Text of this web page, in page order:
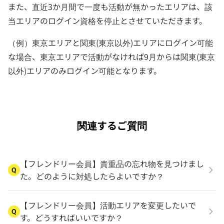
また、直近3か月間で一度も活動が無かったエリアは、該
当エリアのログイン資格を停止とさせていただきます。
（例）東京エリアと関東(東京以外)エリアにログイン可能
な場合、東京エリアで活動がなければ9月からは関東(東京
以外)エリアのみログイン可能となります。
関連するご質問
Q
【フレンドリー会員】貴重品の忘れ物を見つけまし
た。どのように対処したらよいですか？
Q
【フレンドリー会員】活動エリアを変更したいで
す。どうすればいいですか？